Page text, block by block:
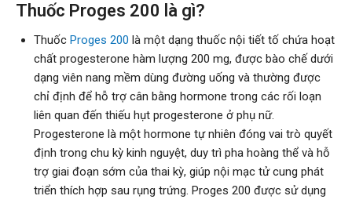
Thuốc Proges 200 là gì?
Thuốc Proges 200 là một dạng thuốc nội tiết tố chứa hoạt
chất progesterone hàm lượng 200 mg, được bào chế dưới
dạng viên nang mềm dùng đường uống và thường được
chỉ định để hỗ trợ cân bằng hormone trong các rối loạn
liên quan đến thiếu hụt progesterone ở phụ nữ.
Progesterone là một hormone tự nhiên đóng vai trò quyết
định trong chu kỳ kinh nguyệt, duy trì pha hoàng thể và hỗ
trợ giai đoạn sớm của thai kỳ, giúp nội mạc tử cung phát
triển thích hợp sau rụng trứng. Proges 200 được sử dụng